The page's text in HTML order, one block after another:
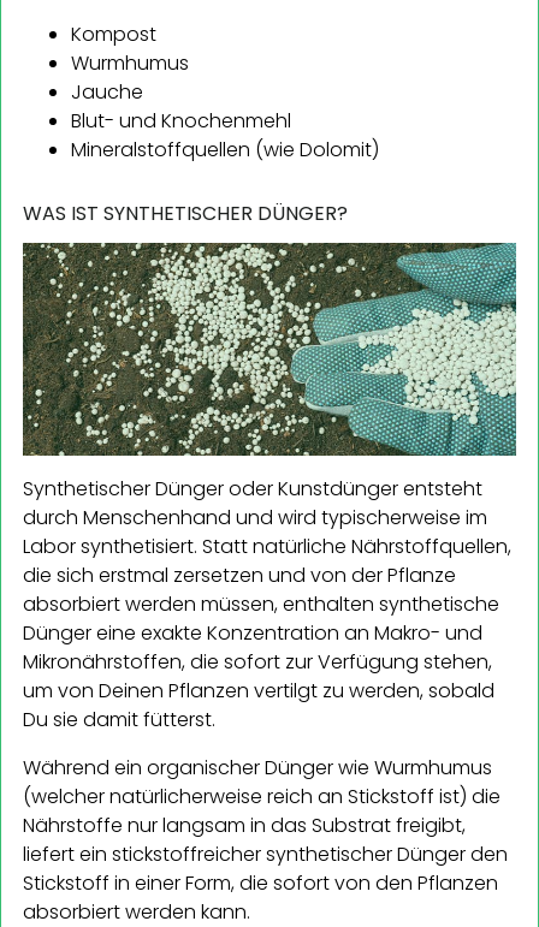
Kompost
Wurmhumus
Jauche
Blut- und Knochenmehl
Mineralstoffquellen (wie Dolomit)
WAS IST SYNTHETISCHER DÜNGER?
Synthetischer Dünger oder Kunstdünger entsteht
durch Menschenhand und wird typischerweise im
Labor synthetisiert. Statt natürliche Nährstoffquellen,
die sich erstmal zersetzen und von der Pflanze
absorbiert werden müssen, enthalten synthetische
Dünger eine exakte Konzentration an Makro- und
Mikronährstoffen, die sofort zur Verfügung stehen,
um von Deinen Pflanzen vertilgt zu werden, sobald
Du sie damit fütterst.
Während ein organischer Dünger wie Wurmhumus
(welcher natürlicherweise reich an Stickstoff ist) die
Nährstoffe nur langsam in das Substrat freigibt,
liefert ein stickstoffreicher synthetischer Dünger den
Stickstoff in einer Form, die sofort von den Pflanzen
absorbiert werden kann.